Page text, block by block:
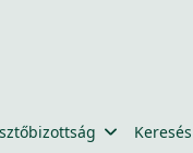
Keresés